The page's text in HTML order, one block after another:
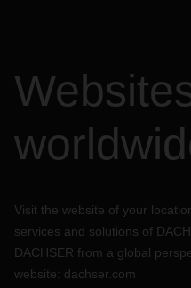
Visit the website of your
services and solutions of
DACHSER from a global
website: dachser.com